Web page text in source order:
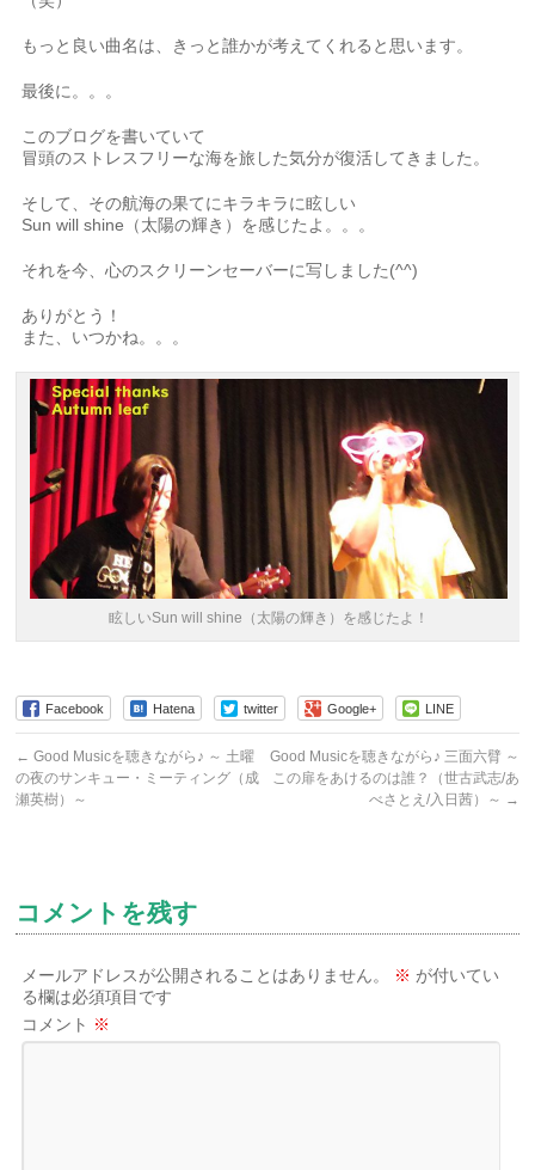
もっと良い曲名は、きっと誰かが考えてくれると思います。
最後に。。。
このブログを書いていて
冒頭のストレスフリーな海を旅した気分が復活してきました。
そして、その航海の果てにキラキラに眩しい
Sun will shine（太陽の輝き）を感じたよ。。。
それを今、心のスクリーンセーバーに写しました(^^)
ありがとう！
また、いつかね。。。
眩しいSun will shine（太陽の輝き）を感じたよ！
Facebook Hatena twitter Google+ LINE
← Good Musicを聴きながら♪ ～ 土曜
の夜のサンキュー・ミーティング（成
瀬英樹）～
Good Musicを聴きながら♪ 三面六臂 ～
この扉をあけるのは誰？（世古武志/あ
べさとえ/入日茜）～ →
コメントを残す
メールアドレスが公開されることはありません。 ※ が付いてい
る欄は必須項目です
コメント ※